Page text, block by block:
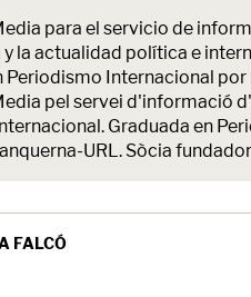
para el servicio de
la actualidad política e
Periodismo Internacional
pel servei d'informació
Graduada en
URL. Sòcia
FALCÓ